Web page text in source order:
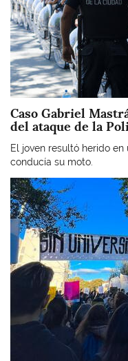
Caso Gabriel
del ataque de la
El joven resultó herido
conducía su moto.
Imagen